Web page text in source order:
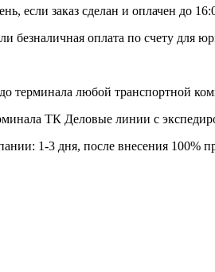
если заказ сделан и оплачен до
безналичная оплата по счету
до терминала любой транспортной
ТК Деловые линии с
1-3 дня, после внесения 100%